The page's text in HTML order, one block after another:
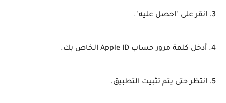
3. انقر على "احصل عليه".
4. أدخل كلمة مرور حساب Apple ID الخاص بك.
5. انتظر حتى يتم تثبيت التطبيق.